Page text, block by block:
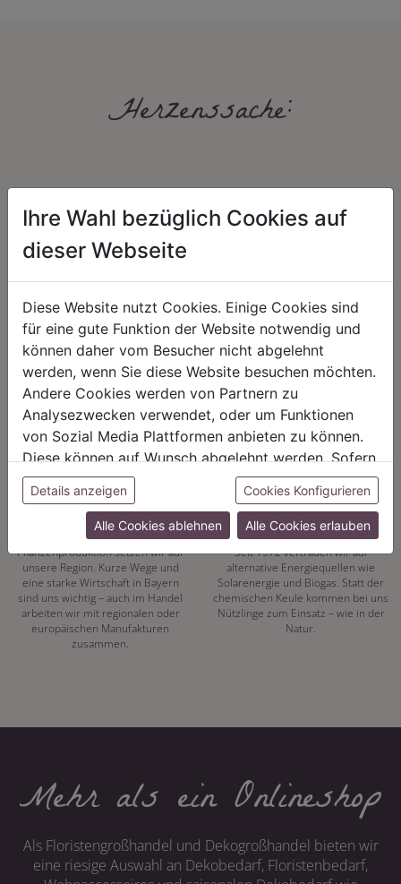
Herzenssache:
HARMONIE
Unser Sortiment steht für ein
positives Lebensgefühl. Wir
schenken natürliche, stilvolle
Momente für harmonische Stunden
zu Hause – den Ort, an dem
Menschen sich geborgen fühlen und
positive Energie schöpfen.
FAIRNESS
Nicht immer ist der günstigste Preis
auch ein guter Preis. Wir handeln
fair – im Hinblick auf unsere
Kalkulation, angemessene
Entlohnung und unsere
nachhaltigen, gewachsenen
Geschäftsbeziehungen.
REGIONALITÄT
Mit unserer eigenen
Pflanzenproduktion setzen wir auf
unsere Region. Kurze Wege und
eine starke Wirtschaft in Bayern
sind uns wichtig – auch im Handel
arbeiten wir mit regionalen oder
europäischen Manufakturen
zusammen.
NACHHALTIGKEIT
Energiewende hat bei uns Tradition.
Seit 1972 vertrauen wir auf
alternative Energiequellen wie
Solarenergie und Biogas. Statt der
chemischen Keule kommen bei uns
Nützlinge zum Einsatz – wie in der
Natur.
Mehr als ein Onlineshop
Als Floristengroßhandel und Dekogroßhandel bieten wir
eine riesige Auswahl an Dekobedarf, Floristenbedarf,
Ihre Wahl bezüglich Cookies auf
dieser Webseite
Diese Website nutzt Cookies. Einige Cookies sind
für eine gute Funktion der Website notwendig und
können daher vom Besucher nicht abgelehnt
werden, wenn Sie diese Website besuchen möchten.
Andere Cookies werden von Partnern zu
Analysezwecken verwendet, oder um Funktionen
von Sozial Media Plattformen anbieten zu können.
Diese können auf Wunsch abgelehnt werden. Sofern
sie unsere Webseite weiter nutzen, geben Sie
Einwilligung zu unseren Cookies.
Details anzeigen Cookies Konfigurieren
Alle Cookies ablehnen Alle Cookies erlauben